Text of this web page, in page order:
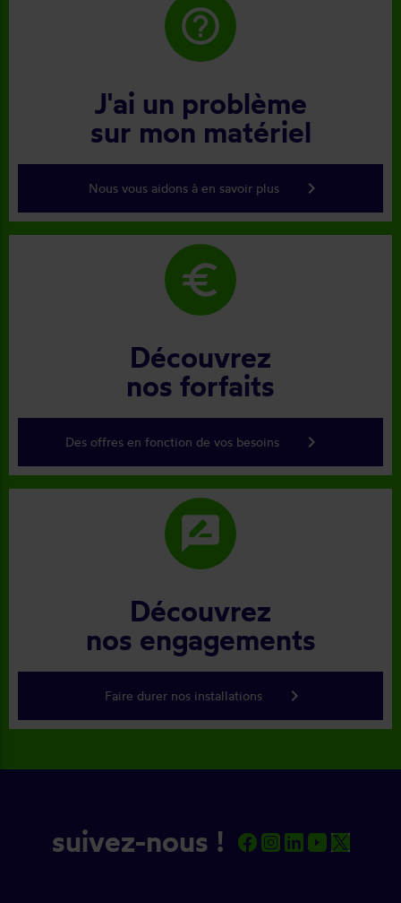
help_outline
J'ai un problème
sur mon matériel
Nous vous aidons à en savoir plus keyboard_arrow_right
euro
Découvrez
nos forfaits
Des offres en fonction de vos besoins keyboard_arrow_right
rate_review
Découvrez
nos engagements
Faire durer nos installations keyboard_arrow_right
suivez-nous !